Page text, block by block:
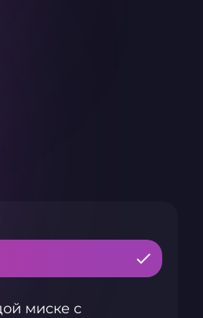
миске с